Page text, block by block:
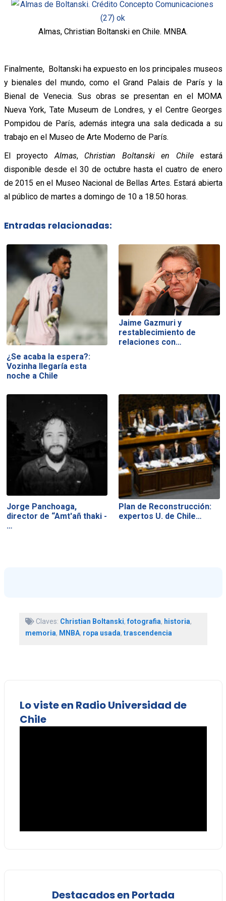
Almas, Christian Boltanski en Chile. MNBA.
Finalmente, Boltanski ha expuesto en los principales museos
y bienales del mundo, como el Grand Palais de París y la
Bienal de Venecia. Sus obras se presentan en el MOMA
Nueva York, Tate Museum de Londres, y el Centre Georges
Pompidou de París, además integra una sala dedicada a su
trabajo en el Museo de Arte Moderno de París.
El proyecto Almas, Christian Boltanski en Chileestará
disponible desde el 30 de octubre hasta el cuatro de enero
de 2015 en el Museo Nacional de Bellas Artes. Estará abierta
al público de martes a domingo de 10 a 18.50 horas.
Entradas relacionadas:
¿Se acaba la espera?:
Vozinha llegaría esta
noche a Chile
Jaime Gazmuri y
restablecimiento de
relaciones con…
Jorge Panchoaga,
director de “Amt'añ thaki -
…
Plan de Reconstrucción:
expertos U. de Chile…
Claves: Christian Boltanski,fotografia, historia,
memoria, MNBA, ropa usada, trascendencia
Lo viste en Radio Universidad de
Chile
Destacados en Portada